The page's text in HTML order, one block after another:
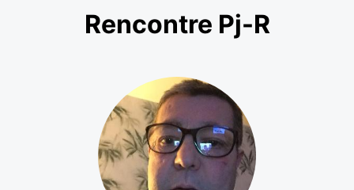
Rencontre Pj-R